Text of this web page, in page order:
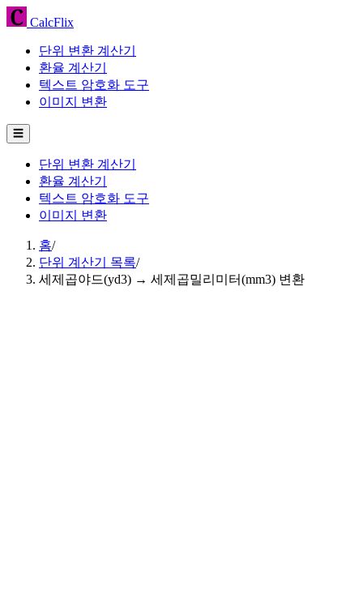
CalcFlix
단위 변환 계산기
환율 계산기
텍스트 암호화 도구
이미지 변환
☰
단위 변환 계산기
환율 계산기
텍스트 암호화 도구
이미지 변환
홈/
단위 계산기 목록/
세제곱야드(yd3) → 세제곱밀리미터(mm3) 변환